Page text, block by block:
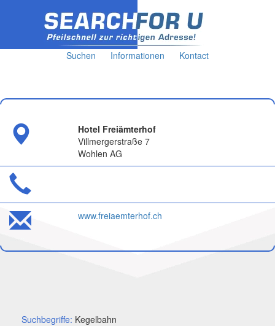
Suchen Informationen Kontact
Hotel Freiämterhof
Villmergerstraße 7
Wohlen AG
www.freiaemterhof.ch
Suchbegriffe: Kegelbahn